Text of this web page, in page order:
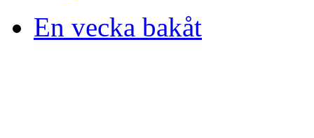
En vecka bakåt